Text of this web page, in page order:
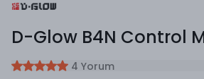
D-Glow B4N Control
4 Yorum